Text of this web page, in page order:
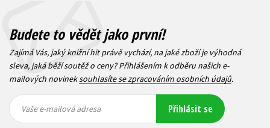
Budete to vědět jako první!
Zajímá Vás, jaký knižní hit právě vychází, na jaké zboží je výhodná
sleva, jaká běží soutěž o ceny? Přihlášením k odběru našich e-
mailových novineksouhlasíte se zpracováním osobních údajů.
mailová
mailová
Vaše e-mailová adresa Přihlásit se